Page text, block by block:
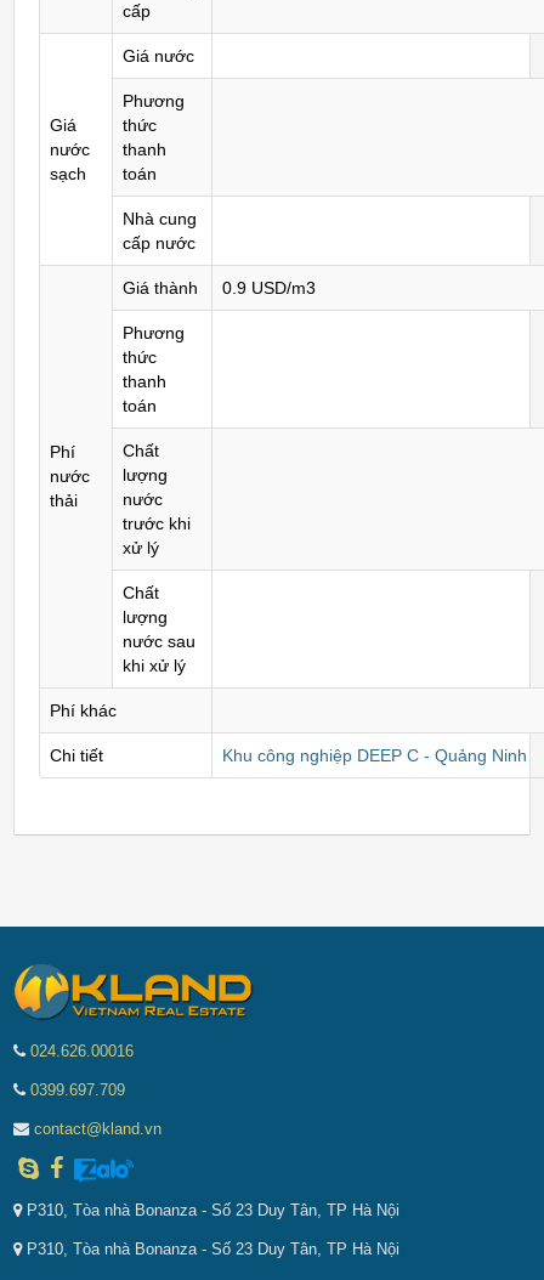
cấp
Giá
nước
sạch
Giá nước
Phương
thức
thanh
toán
Nhà cung
cấp nước
Phí
nước
thải
Giá thành 0.9 USD/m3
Phương
thức
thanh
toán
Chất
lượng
nước
trước khi
xử lý
Chất
lượng
nước sau
khi xử lý
Phí khác
Chi tiết Khu công nghiệp DEEP C - Quảng Ninh
024.626.00016
0399.697.709
contact@kland.vn
P310, Tòa nhà Bonanza - Số 23 Duy Tân, TP Hà Nội
P310, Tòa nhà Bonanza - Số 23 Duy Tân, TP Hà Nội